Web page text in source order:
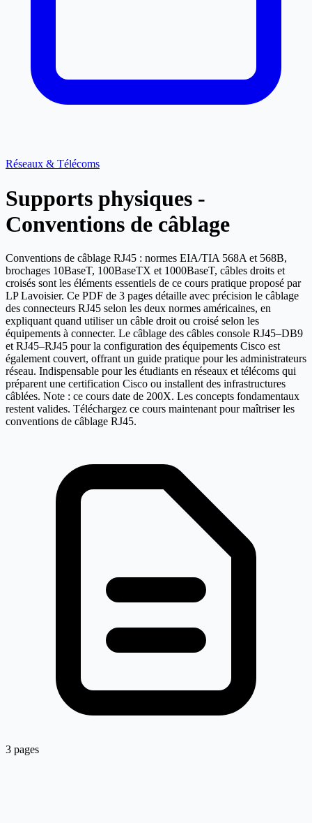
Réseaux & Télécoms
Supports physiques -
Conventions de câblage
Conventions de câblage RJ45 : normes EIA/TIA 568A et 568B,
brochages 10BaseT, 100BaseTX et 1000BaseT, câbles droits et
croisés sont les éléments essentiels de ce cours pratique proposé par
LP Lavoisier. Ce PDF de 3 pages détaille avec précision le câblage
des connecteurs RJ45 selon les deux normes américaines, en
expliquant quand utiliser un câble droit ou croisé selon les
équipements à connecter. Le câblage des câbles console RJ45–DB9
et RJ45–RJ45 pour la configuration des équipements Cisco est
également couvert, offrant un guide pratique pour les administrateurs
réseau. Indispensable pour les étudiants en réseaux et télécoms qui
préparent une certification Cisco ou installent des infrastructures
câblées. Note : ce cours date de 200X. Les concepts fondamentaux
restent valides. Téléchargez ce cours maintenant pour maîtriser les
conventions de câblage RJ45.
3 pages